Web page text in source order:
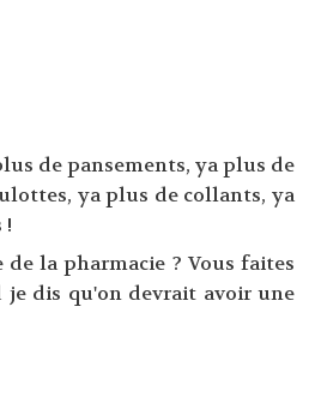
de pansements, ya plus de
ya plus de collants, ya
!
la pharmacie ? Vous faites
je dis qu'on devrait avoir une